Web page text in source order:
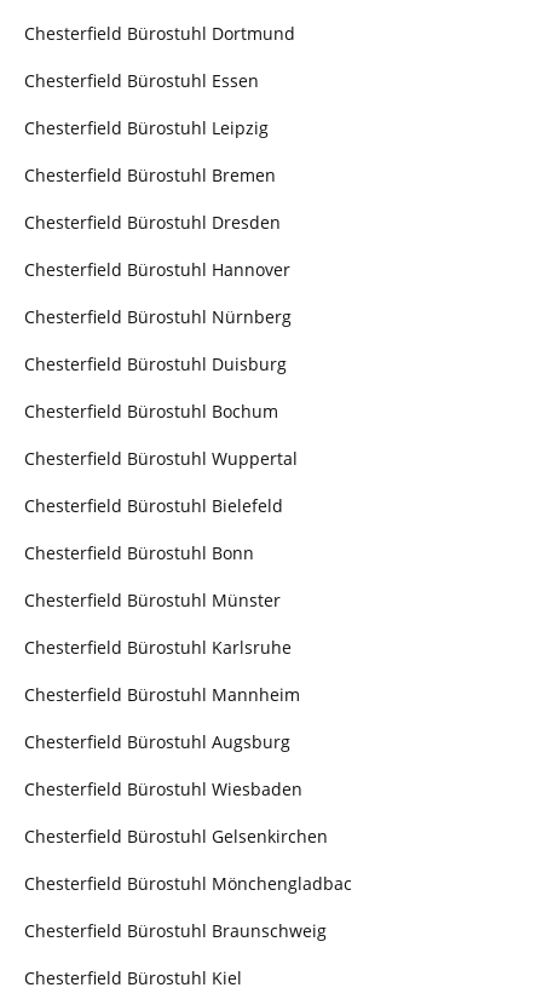
Chesterfield Bürostuhl Dortmund
Chesterfield Bürostuhl Essen
Chesterfield Bürostuhl Leipzig
Chesterfield Bürostuhl Bremen
Chesterfield Bürostuhl Dresden
Chesterfield Bürostuhl Hannover
Chesterfield Bürostuhl Nürnberg
Chesterfield Bürostuhl Duisburg
Chesterfield Bürostuhl Bochum
Chesterfield Bürostuhl Wuppertal
Chesterfield Bürostuhl Bielefeld
Chesterfield Bürostuhl Bonn
Chesterfield Bürostuhl Münster
Chesterfield Bürostuhl Karlsruhe
Chesterfield Bürostuhl Mannheim
Chesterfield Bürostuhl Augsburg
Chesterfield Bürostuhl Wiesbaden
Chesterfield Bürostuhl Gelsenkirchen
Chesterfield Bürostuhl Mönchengladbac
Chesterfield Bürostuhl Braunschweig
Chesterfield Bürostuhl Kiel